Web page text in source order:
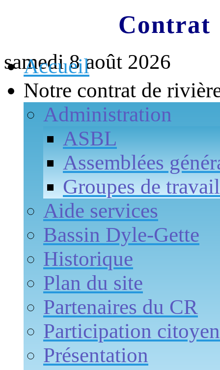
Contrat
samedi 8 août 2026
Accueil
Notre contrat de
Administration
ASBL
Assemblées
Groupes de travail
Aide services
Bassin Dyle-Gette
Historique
Plan du site
Partenaires du CR
Participation
Présentation